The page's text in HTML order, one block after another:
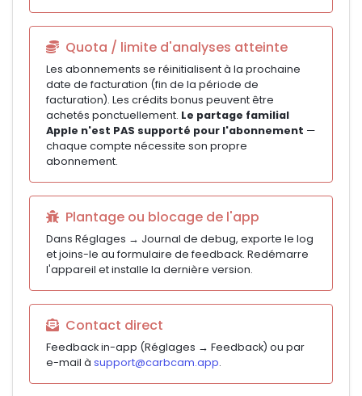
Quota / limite d'analyses atteinte
Les abonnements se réinitialisent à la prochaine
date de facturation (fin de la période de
facturation). Les crédits bonus peuvent être
achetés ponctuellement. Le partage familial
Apple n'est PAS supporté pour l'abonnement —
chaque compte nécessite son propre
abonnement.
Plantage ou blocage de l'app
Dans Réglages → Journal de debug, exporte le log
et joins-le au formulaire de feedback. Redémarre
l'appareil et installe la dernière version.
Contact direct
Feedback in-app (Réglages → Feedback) ou par
e-mail à support@carbcam.app.